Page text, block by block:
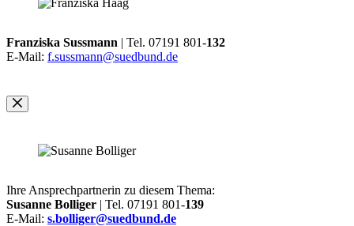
Franziska Sussmann | Tel. 07191 801-132
E-Mail: f.sussmann@suedbund.de
Ihre Ansprechpartnerin zu diesem Thema:
Susanne Bolliger | Tel. 07191 801-139
E-Mail: s.bolliger@suedbund.de